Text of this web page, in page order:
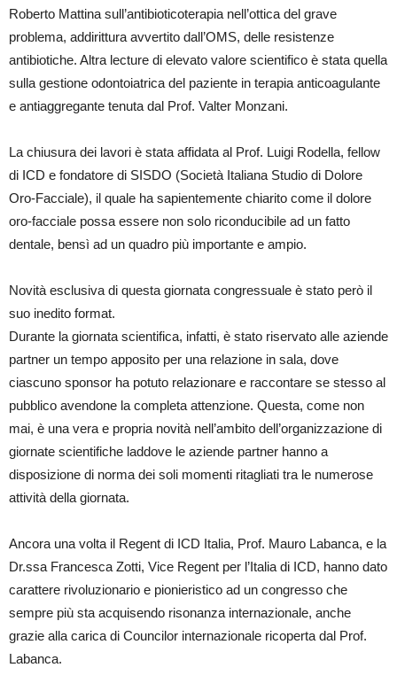
Roberto Mattina sull’antibioticoterapia nell’ottica del grave
problema, addirittura avvertito dall’OMS, delle resistenze
antibiotiche. Altra lecture di elevato valore scientifico è stata quella
sulla gestione odontoiatrica del paziente in terapia anticoagulante
e antiaggregante tenuta dal Prof. Valter Monzani.
La chiusura dei lavori è stata affidata al Prof. Luigi Rodella, fellow
di ICD e fondatore di SISDO (Società Italiana Studio di Dolore
Oro-Facciale), il quale ha sapientemente chiarito come il dolore
oro-facciale possa essere non solo riconducibile ad un fatto
dentale, bensì ad un quadro più importante e ampio.
Novità esclusiva di questa giornata congressuale è stato però il
suo inedito format.
Durante la giornata scientifica, infatti, è stato riservato alle aziende
partner un tempo apposito per una relazione in sala, dove
ciascuno sponsor ha potuto relazionare e raccontare se stesso al
pubblico avendone la completa attenzione. Questa, come non
mai, è una vera e propria novità nell’ambito dell’organizzazione di
giornate scientifiche laddove le aziende partner hanno a
disposizione di norma dei soli momenti ritagliati tra le numerose
attività della giornata.
Ancora una volta il Regent di ICD Italia, Prof. Mauro Labanca, e la
Dr.ssa Francesca Zotti, Vice Regent per l’Italia di ICD, hanno dato
carattere rivoluzionario e pionieristico ad un congresso che
sempre più sta acquisendo risonanza internazionale, anche
grazie alla carica di Councilor internazionale ricoperta dal Prof.
Labanca.